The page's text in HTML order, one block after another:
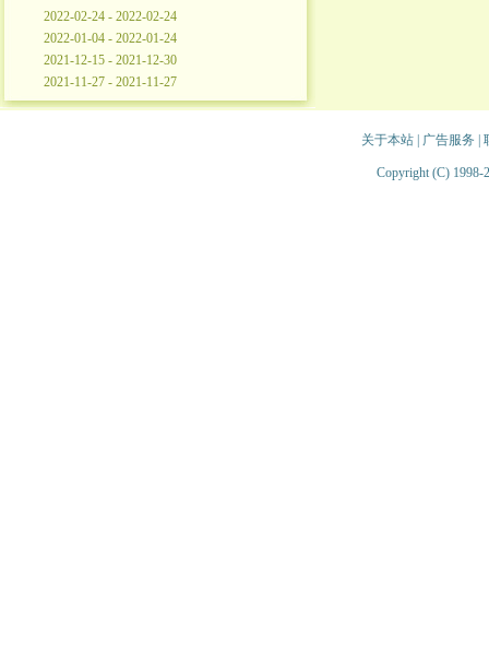
2022-02-24 - 2022-02-24
2022-01-04 - 2022-01-24
2021-12-15 - 2021-12-30
2021-11-27 - 2021-11-27
关于本站| 广告服务
Copyright (C) 1998-